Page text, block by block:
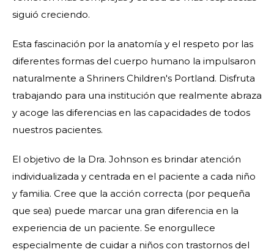
siguió creciendo.
Esta fascinación por la anatomía y el respeto por las
diferentes formas del cuerpo humano la impulsaron
naturalmente a Shriners Children's Portland. Disfruta
trabajando para una institución que realmente abraza
y acoge las diferencias en las capacidades de todos
nuestros pacientes.
El objetivo de la Dra. Johnson es brindar atención
individualizada y centrada en el paciente a cada niño
y familia. Cree que la acción correcta (por pequeña
que sea) puede marcar una gran diferencia en la
experiencia de un paciente. Se enorgullece
especialmente de cuidar a niños con trastornos del